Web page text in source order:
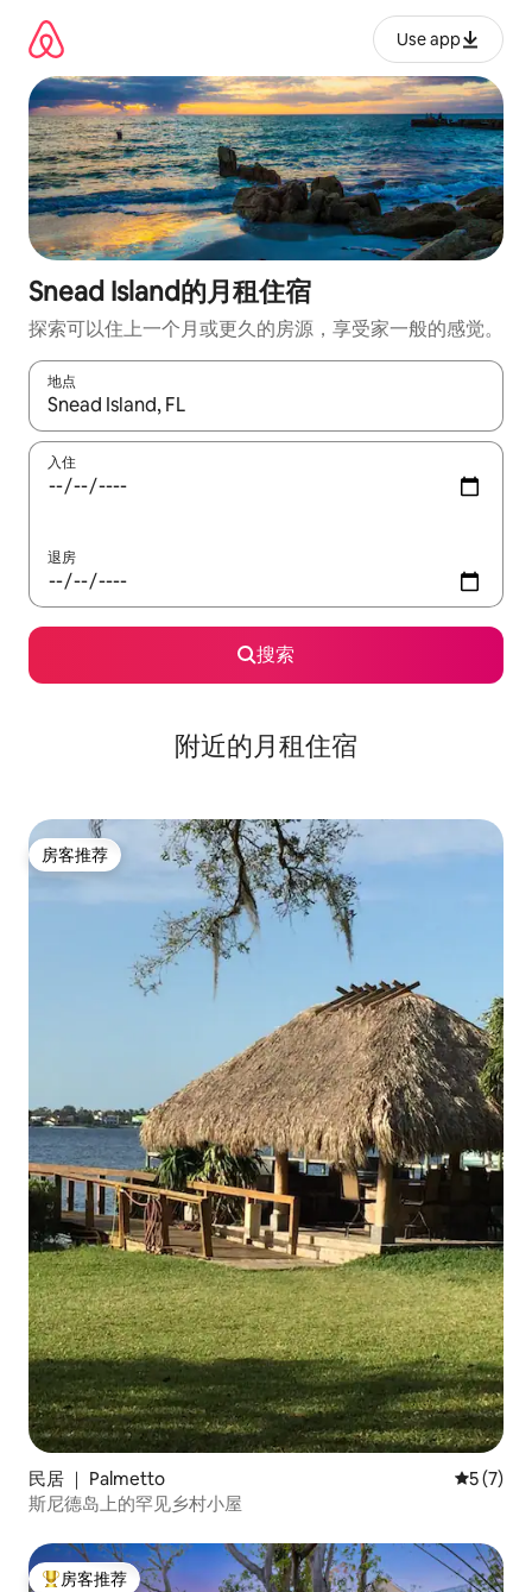
Use app
Snead Island的月租住宿
探索可以住上一个月或更久的房源，享受家一般的感觉。
地点
如有搜索结果，请使用上下方向键查看，或通过点击或滑动手势
入住
退房
搜索
附近的月租住宿
房客推荐
房客推荐
民居 ｜ Palmetto 平均评分
5 (7)
斯尼德岛上的罕见乡村小屋
房客推荐